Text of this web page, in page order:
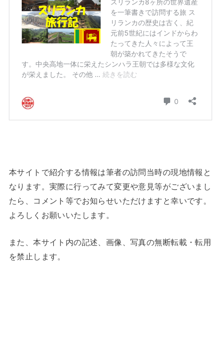
本サイトで紹介する情報は筆者の訪問当時の現地情報と
なります。実際に行ってみて変更や意見等がございまし
たら、コメント等でお知らせいただけますと幸いです。
よろしくお願いいたします。
また、本サイト内の記述、画像、写真の無断転載・転用
を禁止します。